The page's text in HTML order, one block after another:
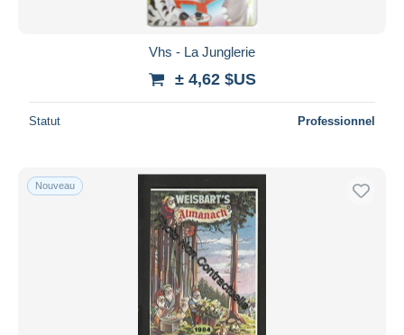
Vhs - La Junglerie
± 4,62 $US
Statut Professionnel
Nouveau